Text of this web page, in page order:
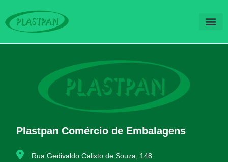
Plastpan Comércio de Embalagens
Rua Gedivaldo Calixto de Souza, 148